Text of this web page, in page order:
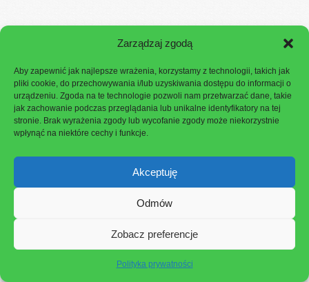
Zarządzaj zgodą
Aby zapewnić jak najlepsze wrażenia, korzystamy z technologii, takich jak
pliki cookie, do przechowywania i/lub uzyskiwania dostępu do informacji o
urządzeniu. Zgoda na te technologie pozwoli nam przetwarzać dane, takie
jak zachowanie podczas przeglądania lub unikalne identyfikatory na tej
stronie. Brak wyrażenia zgody lub wycofanie zgody może niekorzystnie
wpłynąć na niektóre cechy i funkcje.
Akceptuję
Odmów
Zobacz preferencje
Polityka prywatności